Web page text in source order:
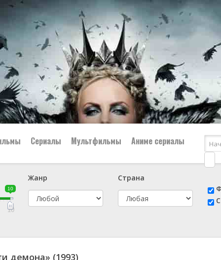
👨‍✈️ Военный
🕵️‍♂️ Детектив
Сериалы Мультфильмы Аниме сериалы
10
10
Жанр
Страна
демона» (1993)